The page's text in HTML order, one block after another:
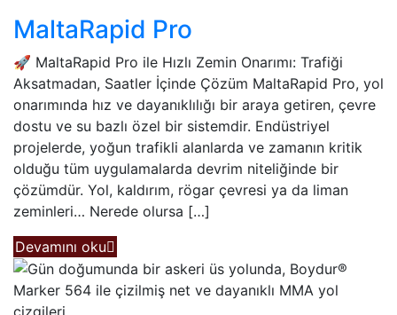
MaltaRapid Pro
🚀 MaltaRapid Pro ile Hızlı Zemin Onarımı: Trafiği
Aksatmadan, Saatler İçinde Çözüm MaltaRapid Pro, yol
onarımında hız ve dayanıklılığı bir araya getiren, çevre
dostu ve su bazlı özel bir sistemdir. Endüstriyel
projelerde, yoğun trafikli alanlarda ve zamanın kritik
olduğu tüm uygulamalarda devrim niteliğinde bir
çözümdür. Yol, kaldırım, rögar çevresi ya da liman
zeminleri… Nerede olursa […]
Devamını oku